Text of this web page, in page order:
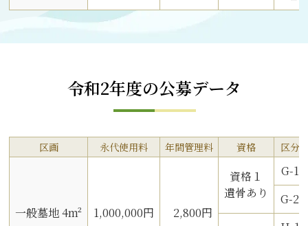
令和2年度の公募データ
区画 永代使用料 年間管理料 資格 区分
一般墓地 4m² 1,000,000円 2,800円
資格１
遺骨あり
G-1
G-2